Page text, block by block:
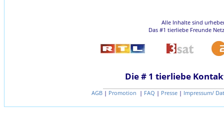
Alle Inhalte sind
Das #1 tierliebe Freunde
Die # 1 tierliebe
AGB | Promotion | FAQ | Presse | Impressum/